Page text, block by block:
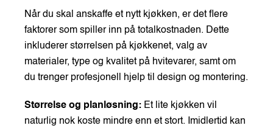
Når du skal anskaffe et nytt kjøkken, er det flere
faktorer som spiller inn på totalkostnaden. Dette
inkluderer størrelsen på kjøkkenet, valg av
materialer, type og kvalitet på hvitevarer, samt om
du trenger profesjonell hjelp til design og montering.
Størrelse og planløsning: Et lite kjøkken vil
naturlig nok koste mindre enn et stort. Imidlertid kan